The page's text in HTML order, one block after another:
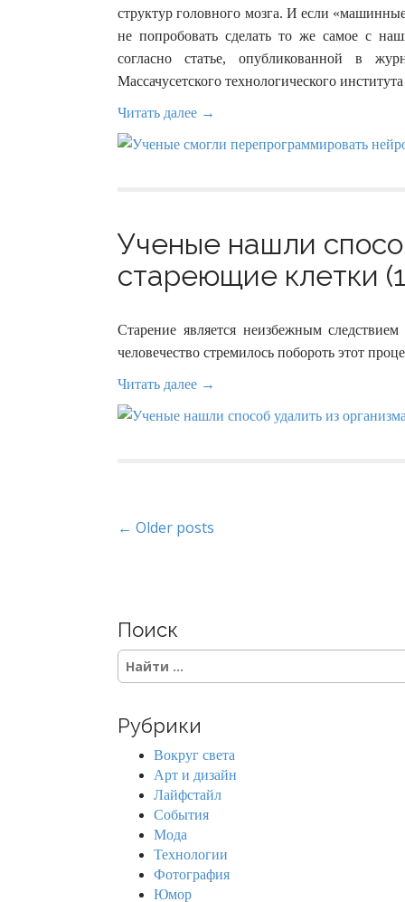
структур головного мозга. И если
не попробовать сделать то же самое с
согласно статье, опубликованной в
Массачусетского технологического
Читать далее →
Ученые нашли
стареющие клетки
Старение является неизбежным
человечество стремилось побороть этот
Читать далее →
P
t
s
n
a
← Older posts
Поиск
S
e
c
Рубрики
Вокруг света
Арт и дизайн
Лайфстайл
События
Мода
Технологии
Фотография
Юмор